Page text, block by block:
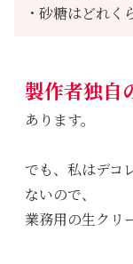
・砂糖はどれく
製作者独自
あります。
でも、私はデコ
ないので、
業務用の生クリ